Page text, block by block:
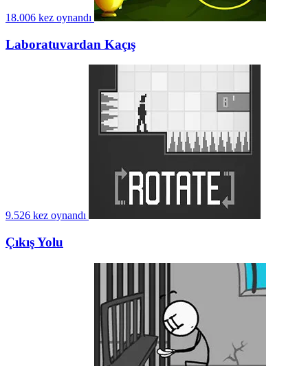
18.006 kez oynandı
Laboratuvardan Kaçış
9.526 kez oynandı
Çıkış Yolu